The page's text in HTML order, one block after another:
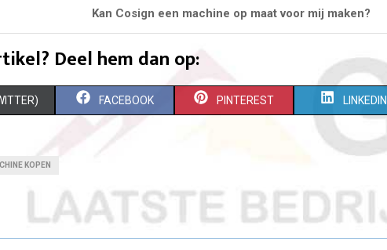
Kan Cosign een machine op maat voor mij maken?
Deel hem dan op:
S
E
O
FACEBOOK S
E
O
PINTEREST S
A
E
O
LINKEDIN
KOPEN